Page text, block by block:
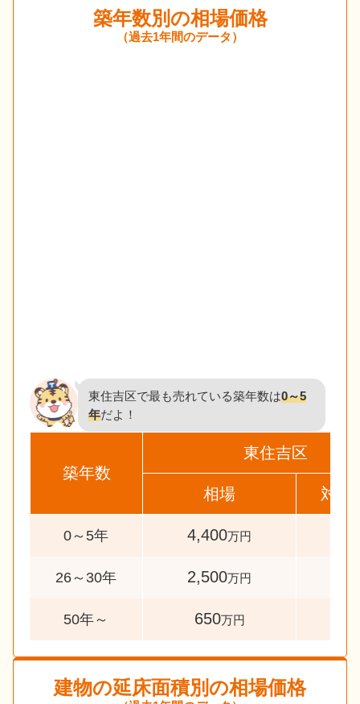
築年数別の相場価格
（過去1年間のデータ）
東住吉区で最も売れている築年数は0～5
年だよ！
築年数
東住吉区
相場 対象
0～5年 4,400万円
26～30年 2,500万円
50年～ 650万円
建物の延床面積別の相場価格